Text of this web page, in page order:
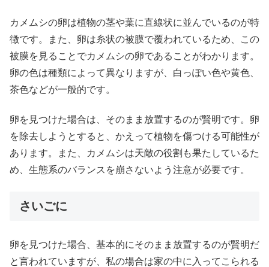
カメムシの卵は植物の茎や葉に直線状に並んでいるのが特
徴です。また、卵は糸状の被膜で覆われているため、この
被膜を見ることでカメムシの卵であることがわかります。
卵の色は種類によって異なりますが、白っぽい色や黄色、
茶色などが一般的です。
卵を見つけた場合は、そのまま放置するのが賢明です。卵
を除去しようとすると、かえって植物を傷つける可能性が
あります。また、カメムシは天敵の役割も果たしているた
め、生態系のバランスを崩さないよう注意が必要です。
さいごに
卵を見つけた場合、基本的にそのまま放置するのが賢明だ
と言われていますが、私の場合は家の中に入ってこられる